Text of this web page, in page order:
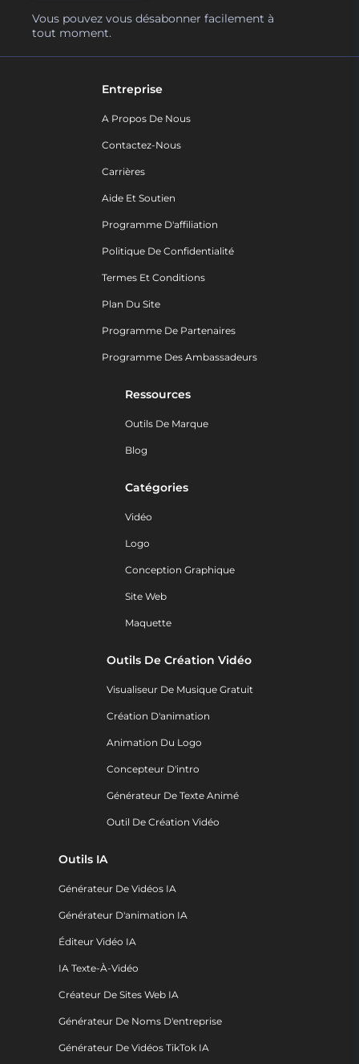
Vous pouvez vous désabonner facilement à
tout moment.
Entreprise
A Propos De Nous
Contactez-Nous
Carrières
Aide Et Soutien
Programme D'affiliation
Politique De Confidentialité
Termes Et Conditions
Plan Du Site
Programme De Partenaires
Programme Des Ambassadeurs
Ressources
Outils De Marque
Blog
Catégories
Vidéo
Logo
Conception Graphique
Site Web
Maquette
Outils De Création Vidéo
Visualiseur De Musique Gratuit
Création D'animation
Animation Du Logo
Concepteur D'intro
Générateur De Texte Animé
Outil De Création Vidéo
Outils IA
Générateur De Vidéos IA
Générateur D'animation IA
Éditeur Vidéo IA
IA Texte-À-Vidéo
Créateur De Sites Web IA
Générateur De Noms D'entreprise
Générateur De Vidéos TikTok IA